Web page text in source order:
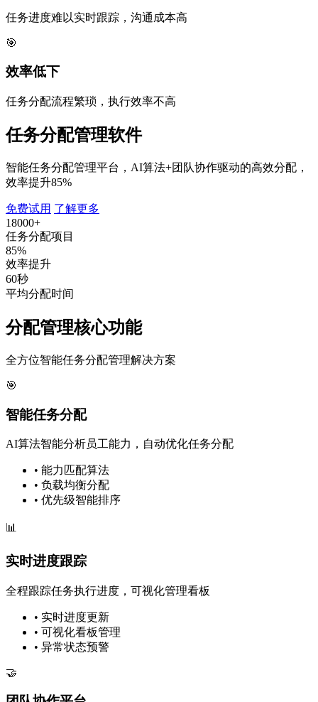
任务进度难以实时跟踪，沟通成本高
🎯
效率低下
任务分配流程繁琐，执行效率不高
任务分配管理软件
智能任务分配管理平台，AI算法+团队协作驱动的高效分配，
效率提升85%
免费试用 了解更多
18000+
任务分配项目
85%
效率提升
60秒
平均分配时间
分配管理核心功能
全方位智能任务分配管理解决方案
🎯
智能任务分配
AI算法智能分析员工能力，自动优化任务分配
• 能力匹配算法
• 负载均衡分配
• 优先级智能排序
📊
实时进度跟踪
全程跟踪任务执行进度，可视化管理看板
• 实时进度更新
• 可视化看板管理
• 异常状态预警
🤝